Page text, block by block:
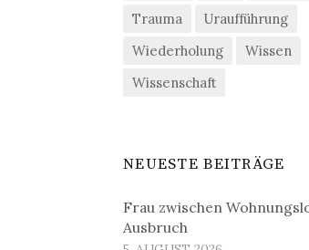
Trauma
Uraufführung
Wiederholung
Wissen
Wissenschaft
NEUESTE BEITRÄGE
Frau zwischen
Ausbruch